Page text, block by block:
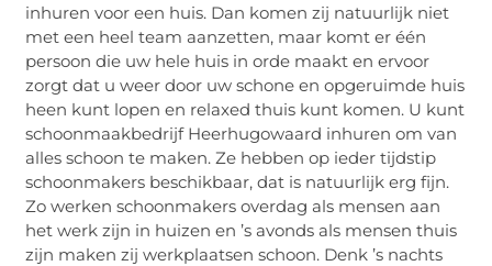
inhuren voor een huis. Dan komen zij natuurlijk niet
met een heel team aanzetten, maar komt er één
persoon die uw hele huis in orde maakt en ervoor
zorgt dat u weer door uw schone en opgeruimde huis
heen kunt lopen en relaxed thuis kunt komen. U kunt
schoonmaakbedrijf Heerhugowaard inhuren om van
alles schoon te maken. Ze hebben op ieder tijdstip
schoonmakers beschikbaar, dat is natuurlijk erg fijn.
Zo werken schoonmakers overdag als mensen aan
het werk zijn in huizen en ’s avonds als mensen thuis
zijn maken zij werkplaatsen schoon. Denk ’s nachts